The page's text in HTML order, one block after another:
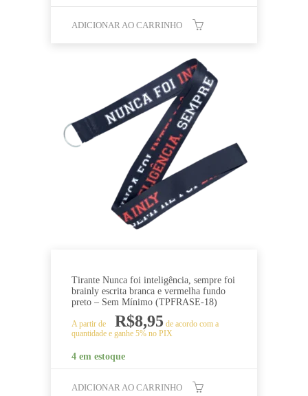
ADICIONAR AO CARRINHO
Tirante Nunca foi inteligência, sempre foi
brainly escrita branca e vermelha fundo
preto – Sem Mínimo (TPFRASE-18)
A partir de R$8,95 de acordo com a
quantidade e ganhe 5% no PIX
4 em estoque
ADICIONAR AO CARRINHO